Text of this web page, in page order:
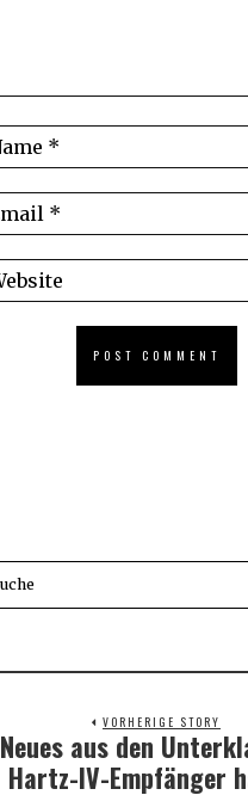
VORHERIGE STORY
Previous
post:
Neues aus den
Hartz-IV-Empfänger